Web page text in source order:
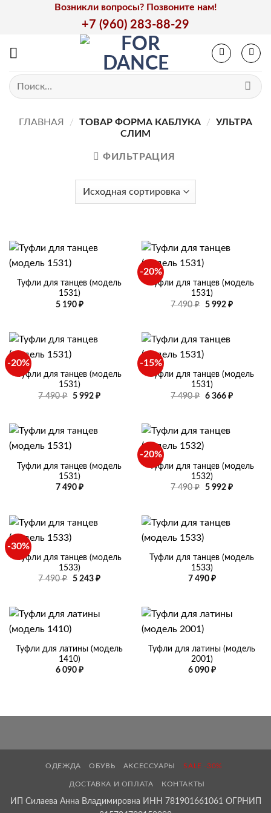
Возникли вопросы? Позвоните нам!
+7 (960) 283-88-29
Искать:
ГЛАВНАЯ / ТОВАР ФОРМА КАБЛУКА /
УЛЬТРА
СЛИМ
ФИЛЬТРАЦИЯ
Туфли для танцев (модель
1531)
5 190 ₽
-20%
Туфли для танцев (модель
1531)
7 490₽
Первоначальная
5 992 ₽Текущая
-20%
Туфли для танцев (модель
1531)
7 490₽
Первоначальная
490 ₽.
5 992 ₽Текущая
-15%
Туфли для танцев (модель
1531)
7 490₽
Первоначальная
490 ₽.
6 366 ₽Текущая
Туфли для танцев (модель
1531)
7 490 ₽
-20%
Туфли для танцев (модель
1532)
7 490₽
Первоначальная
5 992 ₽Текущая
-30%
Туфли для танцев (модель
1533)
7 490₽
Первоначальная
5 243 ₽Текущая
Туфли для танцев (модель
1533)
7 490 ₽
Туфли для латины (модель
1410)
6 090 ₽
Туфли для латины (модель
2001)
6 090 ₽
ОДЕЖДА ОБУВЬ АКСЕССУАРЫ SALE -30%
ДОСТАВКА И ОПЛАТА КОНТАКТЫ
ИП Силаева Анна Владимировна ИНН 781901661061 ОГРНИП